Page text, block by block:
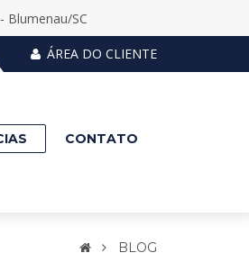
Blumenau/SC
ÁREA DO CLIENTE
CONTATO
BLOG